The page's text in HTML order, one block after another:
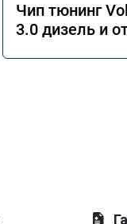
Чип тюнинг
3.0 дизель и